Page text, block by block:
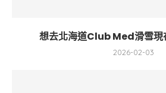
想去北海道Club Med滑雪現
2026-02-03